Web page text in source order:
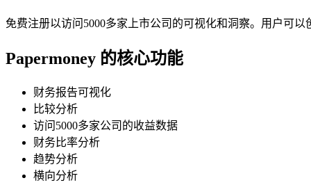
免费注册以访问5000多家上市公司的可视化和洞察。用户可
Papermoney 的核心功能
财务报告可视化
比较分析
访问5000多家公司的收益数据
财务比率分析
趋势分析
横向分析